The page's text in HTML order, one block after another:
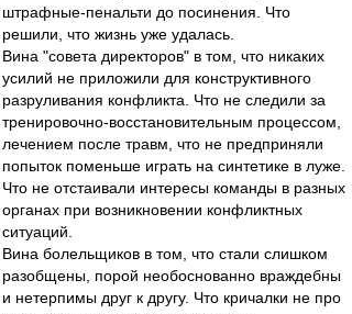
штрафные-пенальти до посинения. Что
решили, что жизнь уже удалась.
Вина "совета директоров" в том, что никаких
усилий не приложили для конструктивного
разруливания конфликта. Что не следили за
тренировочно-восстановительным процессом,
лечением после травм, что не предприняли
попыток поменьше играть на синтетике в луже.
Что не отстаивали интересы команды в разных
органах при возникновении конфликтных
ситуаций.
Вина болельщиков в том, что стали слишком
разобщены, порой необоснованно враждебны
и нетерпимы друг к другу. Что кричалки не про